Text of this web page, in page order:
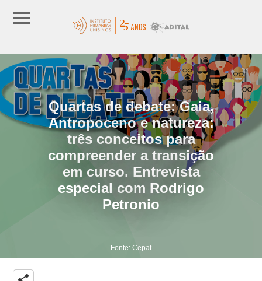
Quartas de debate: Gaia,
Antropoceno e natureza:
três conceitos para
compreender a transição
em curso. Entrevista
especial com Rodrigo
Petronio
Fonte: Cepat